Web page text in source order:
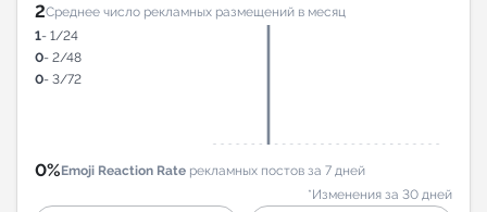
2Среднее число рекламных размещений в месяц
1- 1/24
0- 2/48
0- 3/72
0%Emoji Reaction Rate рекламных постов за 7 дней
*Изменения за 30 дней